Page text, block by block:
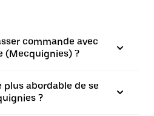
commande avec
(Mecquignies) ?
plus abordable de se
?